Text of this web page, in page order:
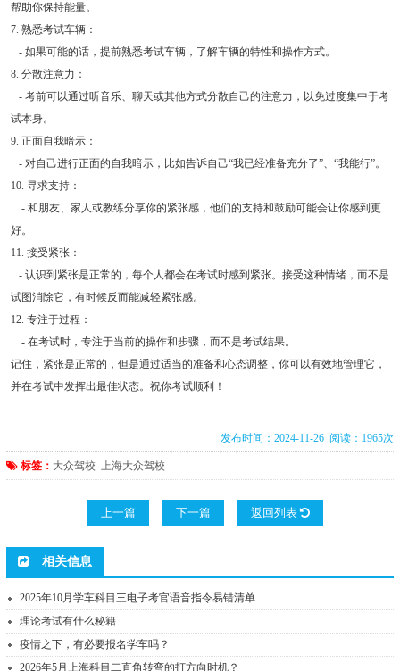
帮助你保持能量。
7. 熟悉考试车辆：
- 如果可能的话，提前熟悉考试车辆，了解车辆的特性和操作方式。
8. 分散注意力：
- 考前可以通过听音乐、聊天或其他方式分散自己的注意力，以免过度集中于考
试本身。
9. 正面自我暗示：
- 对自己进行正面的自我暗示，比如告诉自己“我已经准备充分了”、“我能行”。
10. 寻求支持：
- 和朋友、家人或教练分享你的紧张感，他们的支持和鼓励可能会让你感到更
好。
11. 接受紧张：
- 认识到紧张是正常的，每个人都会在考试时感到紧张。接受这种情绪，而不是
试图消除它，有时候反而能减轻紧张感。
12. 专注于过程：
- 在考试时，专注于当前的操作和步骤，而不是考试结果。
记住，紧张是正常的，但是通过适当的准备和心态调整，你可以有效地管理它，
并在考试中发挥出最佳状态。祝你考试顺利！
发布时间：2024-11-26 阅读：1965次
标签： 大众驾校 上海大众驾校
上一篇 下一篇 返回列表
相关信息
2025年10月学车科目三电子考官语音指令易错清单
理论考试有什么秘籍
疫情之下，有必要报名学车吗？
2026年5月上海科目二直角转弯的打方向时机？